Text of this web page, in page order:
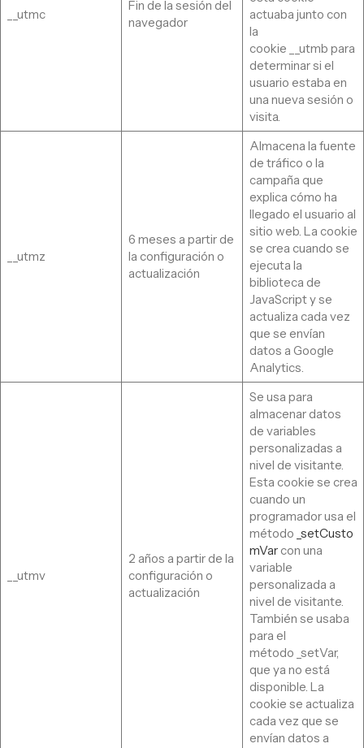
__utmc
Fin de la sesión del
navegador
actuaba junto con
la
cookie __utmb para
determinar si el
usuario estaba en
una nueva sesión o
visita.
__utmz
6 meses a partir de
la configuración o
actualización
Almacena la fuente
de tráfico o la
campaña que
explica cómo ha
llegado el usuario al
sitio web. La cookie
se crea cuando se
ejecuta la
biblioteca de
JavaScript y se
actualiza cada vez
que se envían
datos a Google
Analytics.
__utmv
2 años a partir de la
configuración o
actualización
Se usa para
almacenar datos
de variables
personalizadas a
nivel de visitante.
Esta cookie se crea
cuando un
programador usa el
método _setCusto
mVarcon una
variable
personalizada a
nivel de visitante.
También se usaba
para el
método _setVar,
que ya no está
disponible. La
cookie se actualiza
cada vez que se
envían datos a